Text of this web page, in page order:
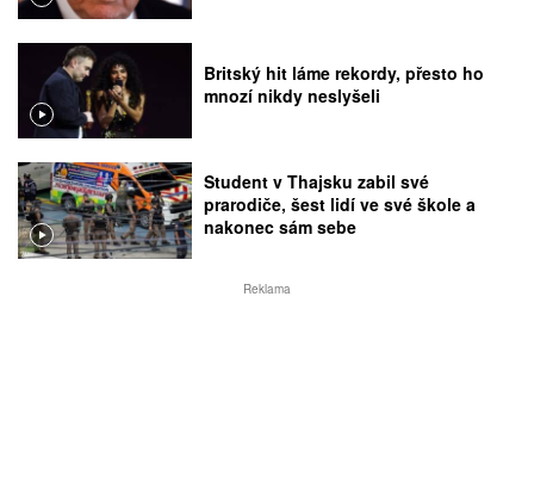
Britský hit láme rekordy, přesto ho
mnozí nikdy neslyšeli
Student v Thajsku zabil své
prarodiče, šest lidí ve své škole a
nakonec sám sebe
Reklama